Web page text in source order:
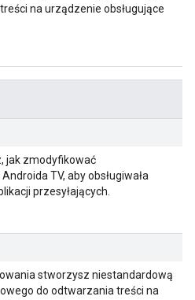
na urządzenie obsługujące
jak zmodyfikować
TV, aby obsługiwała
przesyłających.
stworzysz niestandardową
do odtwarzania treści na